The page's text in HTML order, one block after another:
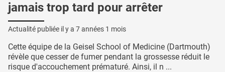
jamais trop tard pour arrêter
Actualité publiée il y a 7 années 1 mois
Cette équipe de la Geisel School of Medicine (Dartmouth)
révèle que cesser de fumer pendant la grossesse réduit le
risque d'accouchement prématuré. Ainsi, il n ...